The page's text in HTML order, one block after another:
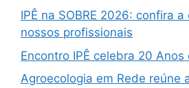
IPÊ na SOBRE 2026: confira
nossos profissionais
Encontro IPÊ celebra 20 Anos
Agroecologia em Rede reúne